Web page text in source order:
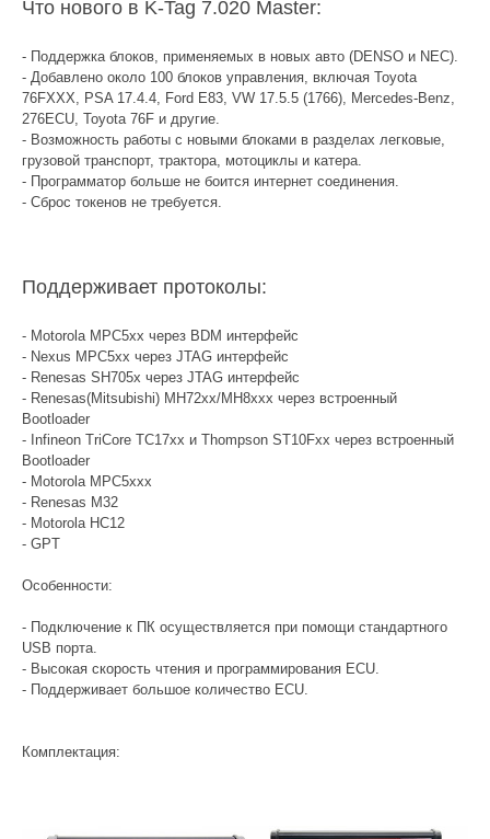
Что нового в K-Tag 7.020 Master:
- Поддержка блоков, применяемых в новых авто (DENSO и NEC).
- Добавлено около 100 блоков управления, включая Toyota
76FXXX, PSA 17.4.4, Ford E83, VW 17.5.5 (1766), Mercedes-Benz,
276ECU, Toyota 76F и другие.
- Возможность работы с новыми блоками в разделах легковые,
грузовой транспорт, трактора, мотоциклы и катера.
- Программатор больше не боится интернет соединения.
- Сброс токенов не требуется.
Поддерживает протоколы:
- Motorola MPC5xx через BDM интерфейс
- Nexus MPC5xx через JTAG интерфейс
- Renesas SH705x через JTAG интерфейс
- Renesas(Mitsubishi) MH72xx/MH8xxx через встроенный
Bootloader
- Infineon TriCore TC17xx и Thompson ST10Fxx через встроенный
Bootloader
- Motorola MPC5xxx
- Renesas M32
- Motorola HC12
- GPT
Особенности:
- Подключение к ПК осуществляется при помощи стандартного
USB порта.
- Высокая скорость чтения и программирования ECU.
- Поддерживает большое количество ECU.
Комплектация: